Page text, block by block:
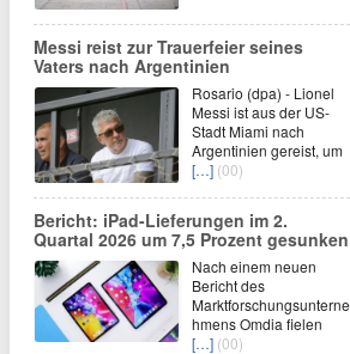
Messi reist zur Trauerfeier seines
Vaters nach Argentinien
Rosario (dpa) - Lionel
Messi ist aus der US-
Stadt Miami nach
Argentinien gereist, um
[…] (00)
Bericht: iPad-Lieferungen im 2.
Quartal 2026 um 7,5 Prozent gesunken
Nach einem neuen
Bericht des
Marktforschungsunterne
hmens Omdia fielen
[…] (00)